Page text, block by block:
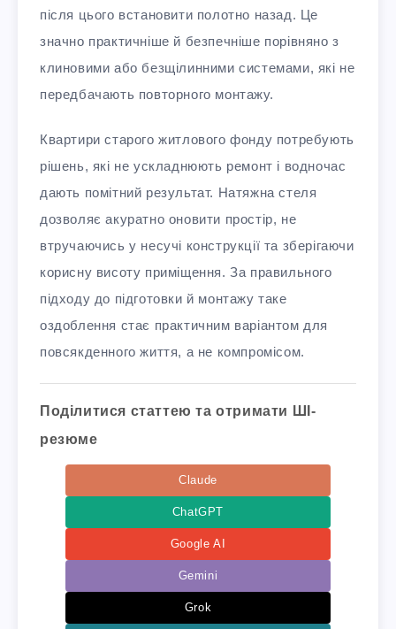
після цього встановити полотно назад. Це
значно практичніше й безпечніше порівняно з
клиновими або безщілинними системами, які не
передбачають повторного монтажу.
Квартири старого житлового фонду потребують
рішень, які не ускладнюють ремонт і водночас
дають помітний результат. Натяжна стеля
дозволяє акуратно оновити простір, не
втручаючись у несучі конструкції та зберігаючи
корисну висоту приміщення. За правильного
підходу до підготовки й монтажу таке
оздоблення стає практичним варіантом для
повсякденного життя, а не компромісом.
Поділитися статтею та отримати ШІ-
резюме
Claude
ChatGPT
Google AI
Gemini
Grok